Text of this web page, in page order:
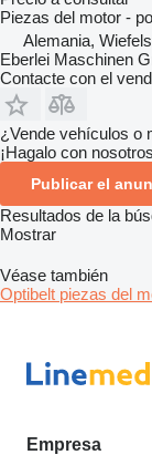
Piezas del motor -
Alemania,
Eberlei Maschinen
Contacte con el
¿Vende vehículos o
¡Hagalo con
Publicar el
Resultados de la
Mostrar
Véase también
Optibelt piezas del
Empresa